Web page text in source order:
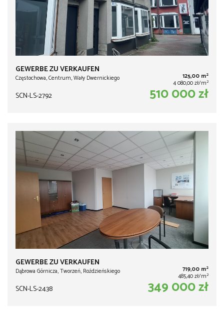
GEWERBE ZU VERKAUFEN
Częstochowa, Centrum, Wały Dwernickiego 125,00 m2
4 080,00 zł/m2
SCN-LS-2792 510 000 zł
GEWERBE ZU VERKAUFEN
Dąbrowa Górnicza, Tworzeń, Roździeńskiego 719,00 m2
485,40 zł/m2
SCN-LS-2438 349 000 zł